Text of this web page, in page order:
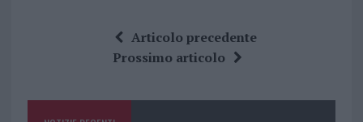
o
te
re
at
s
p
a
re
Articolo precedente
Prossimo articolo